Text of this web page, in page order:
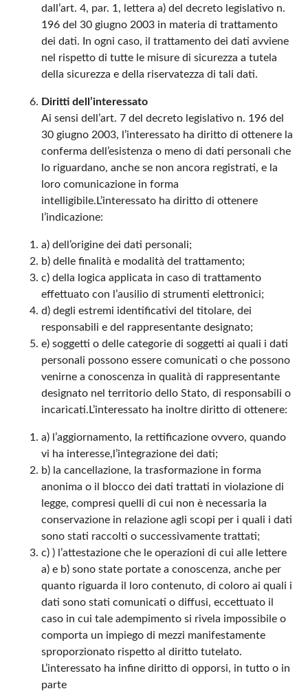
dall’art. 4, par. 1, lettera a) del decreto legislativo n.
196 del 30 giugno 2003 in materia di trattamento
dei dati. In ogni caso, il trattamento dei dati avviene
nel rispetto di tutte le misure di sicurezza a tutela
della sicurezza e della riservatezza di tali dati.
Diritti dell’interessato
Ai sensi dell’art. 7 del decreto legislativo n. 196 del
30 giugno 2003, l’interessato ha diritto di ottenere la
conferma dell’esistenza o meno di dati personali che
lo riguardano, anche se non ancora registrati, e la
loro comunicazione in forma
intelligibile.L’interessato ha diritto di ottenere
l’indicazione:
a) dell’origine dei dati personali;
b) delle finalità e modalità del trattamento;
c) della logica applicata in caso di trattamento
effettuato con l’ausilio di strumenti elettronici;
d) degli estremi identificativi del titolare, dei
responsabili e del rappresentante designato;
e) soggetti o delle categorie di soggetti ai quali i dati
personali possono essere comunicati o che possono
venirne a conoscenza in qualità di rappresentante
designato nel territorio dello Stato, di responsabili o
incaricati.L’interessato ha inoltre diritto di ottenere:
a) l’aggiornamento, la rettificazione ovvero, quando
vi ha interesse,l’integrazione dei dati;
b) la cancellazione, la trasformazione in forma
anonima o il blocco dei dati trattati in violazione di
legge, compresi quelli di cui non è necessaria la
conservazione in relazione agli scopi per i quali i dati
sono stati raccolti o successivamente trattati;
c) ) l’attestazione che le operazioni di cui alle lettere
a) e b) sono state portate a conoscenza, anche per
quanto riguarda il loro contenuto, di coloro ai quali i
dati sono stati comunicati o diffusi, eccettuato il
caso in cui tale adempimento si rivela impossibile o
comporta un impiego di mezzi manifestamente
sproporzionato rispetto al diritto tutelato.
L’interessato ha infine diritto di opporsi, in tutto o in
parte